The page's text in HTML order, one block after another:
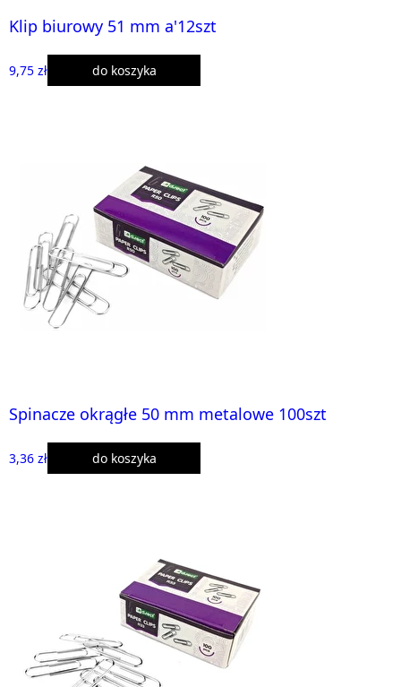
Klip biurowy 51 mm a'12szt
9,75 zł do koszyka
Spinacze okrągłe 50 mm metalowe 100szt
3,36 zł do koszyka